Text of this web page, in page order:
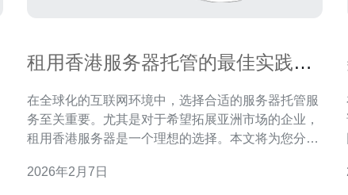
租用香港服务器托管的最佳实践与
在全球化的互联网环境中，选择合适的服务器托管服
务至关重要。尤其是对于希望拓展亚洲市场的企业，
租用香港服务器是一个理想的选择。本文将为您分享
明智的决策。 首先，选择合适的服务器类型是关键。
2026年2月7日